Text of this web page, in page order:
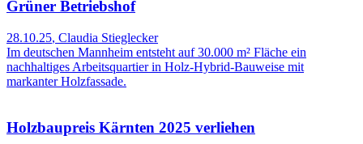
Grüner Betriebshof
28.10.25, Claudia Stieglecker
Im deutschen Mannheim entsteht auf 30.000 m² Fläche ein
nachhaltiges Arbeitsquartier in Holz-Hybrid-Bauweise mit
markanter Holzfassade.
Holzbaupreis Kärnten 2025 verliehen